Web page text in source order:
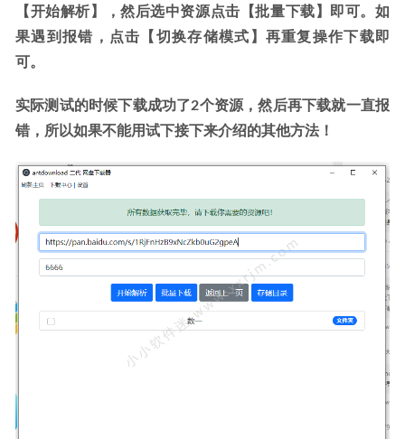
【开始解析】，然后选中资源点击【批量下载】即可。如
果遇到报错，点击【切换存储模式】再重复操作下载即
可。
实际测试的时候下载成功了2个资源，然后再下载就一直报
错，所以如果不能用试下接下来介绍的其他方法！